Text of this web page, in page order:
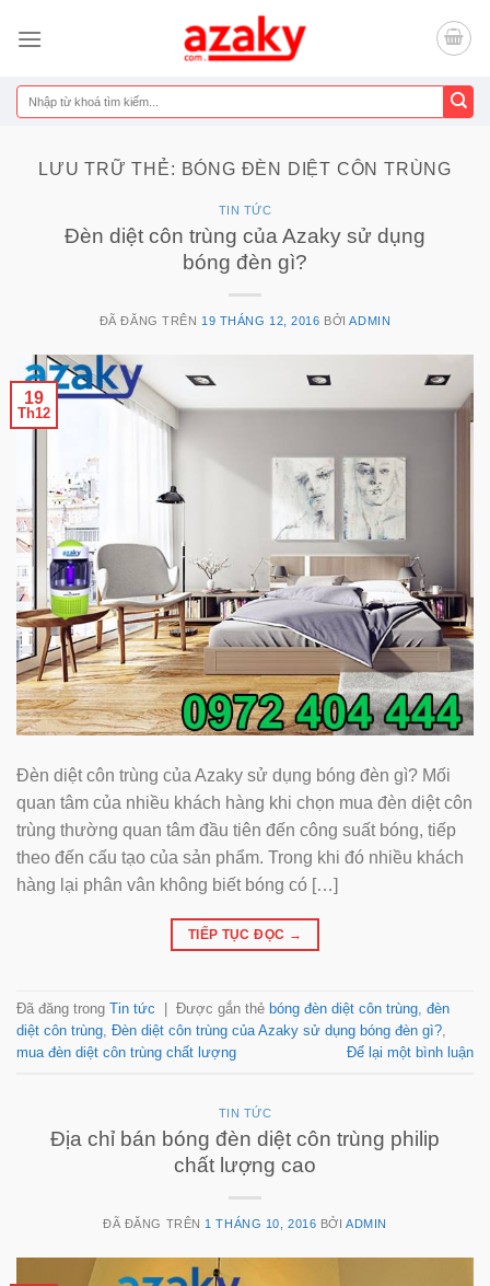
đến
dung
Tìm
kiếm:
LƯU TRỮ THẺ: BÓNG ĐÈN DIỆT CÔN TRÙNG
TIN TỨC
Đèn diệt côn trùng của Azaky sử dụng
bóng đèn gì?
ĐÃ ĐĂNG TRÊN 19 THÁNG 12, 2016 BỞIADMIN
19
Th12
Đèn diệt côn trùng của Azaky sử dụng bóng đèn gì? Mối
quan tâm của nhiều khách hàng khi chọn mua đèn diệt côn
trùng thường quan tâm đầu tiên đến công suất bóng, tiếp
theo đến cấu tạo của sản phẩm. Trong khi đó nhiều khách
hàng lại phân vân không biết bóng có […]
TIẾP TỤC ĐỌC →
Đã đăng trong Tin tức Được gắn thẻ bóng đèn diệt côn trùng, đèn
diệt côn trùng, Đèn diệt côn trùng của Azaky sử dụng bóng đèn gì?,
mua đèn diệt côn trùng chất lượng
Để lại một bình luận
TIN TỨC
Địa chỉ bán bóng đèn diệt côn trùng philip
chất lượng cao
ĐÃ ĐĂNG TRÊN 1 THÁNG 10, 2016 BỞIADMIN